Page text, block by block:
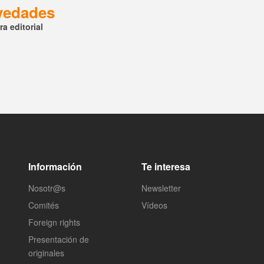
editorial
Información
Nosotr@s
Comités
Foreign rights
Presentación de
originales
Te interesa
Newsletter
Vídeos